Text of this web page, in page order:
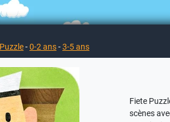
Puzzle-0-2 ans-3-5 ans
Fiete
scènes